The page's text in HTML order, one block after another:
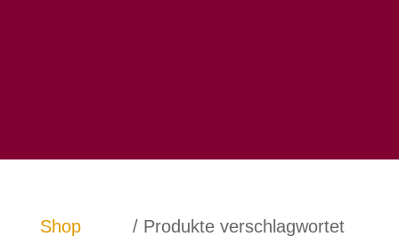
Shop
/ Produkte verschlagwortet